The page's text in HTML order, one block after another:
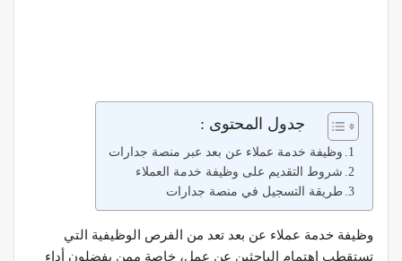
جدول المحتوى :
وظيفة خدمة عملاء عن بعد عبر منصة جدارات
شروط التقديم على وظيفة خدمة العملاء
طريقة التسجيل في منصة جدارات
وظيفة خدمة عملاء عن بعد تعد من الفرص الوظيفية التي
تستقطب اهتمام الباحثين عن عمل، خاصة ممن يفضلون أداء